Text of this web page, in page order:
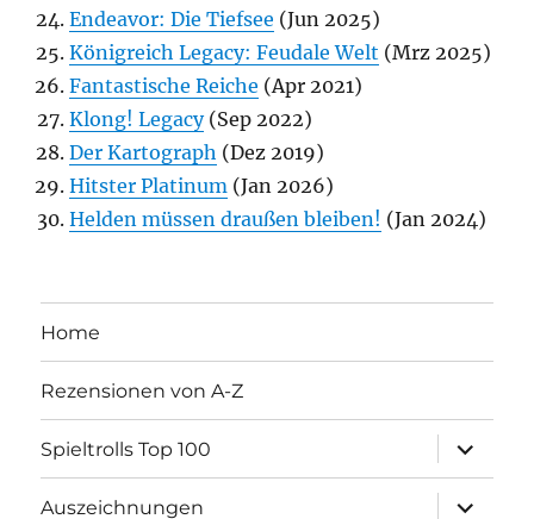
Endeavor: Die Tiefsee (Jun 2025)
Königreich Legacy: Feudale Welt (Mrz 2025)
Fantastische Reiche (Apr 2021)
Klong! Legacy(Sep 2022)
Der Kartograph (Dez 2019)
Hitster Platinum (Jan 2026)
Helden müssen draußen bleiben! (Jan 2024)
Home
Rezensionen von A-Z
Spieltrolls Top 100
öffnen
Auszeichnungen